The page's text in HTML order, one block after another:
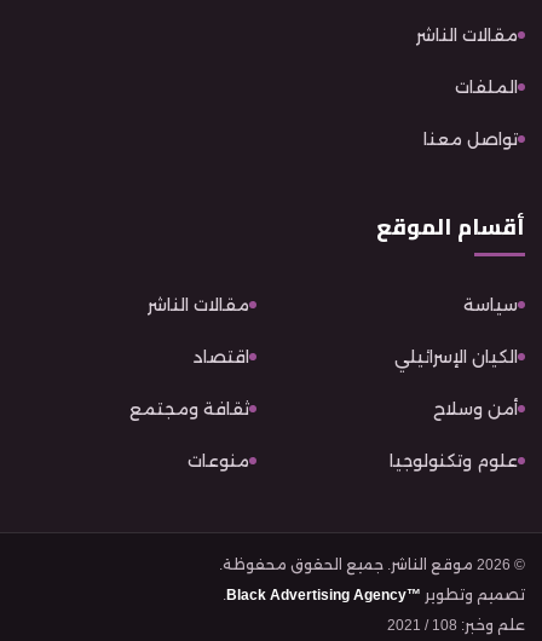
مقالات الناشر
الملفات
تواصل معنا
أقسام الموقع
سياسة مقالات الناشر
الكيان الإسرائيلي اقتصاد
أمن وسلاح ثقافة ومجتمع
علوم وتكنولوجيا منوعات
© 2026 موقع الناشر. جميع الحقوق محفوظة.
تصميم وتطوير Black Advertising Agency™
.
علم وخبر: 108 / 2021